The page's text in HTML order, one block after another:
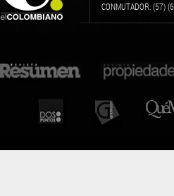
CONMUTADOR: (57)